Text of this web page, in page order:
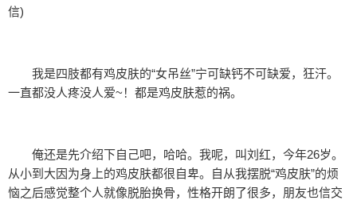
信)
我是四肢都有鸡皮肤的“女吊丝”宁可缺钙不可缺爱，狂汗。
一直都没人疼没人爱~！都是鸡皮肤惹的祸。
俺还是先介绍下自己吧，哈哈。我呢，叫刘红，今年26岁。
从小到大因为身上的鸡皮肤都很自卑。自从我摆脱“鸡皮肤”的烦
恼之后感觉整个人就像脱胎换骨，性格开朗了很多，朋友也信交